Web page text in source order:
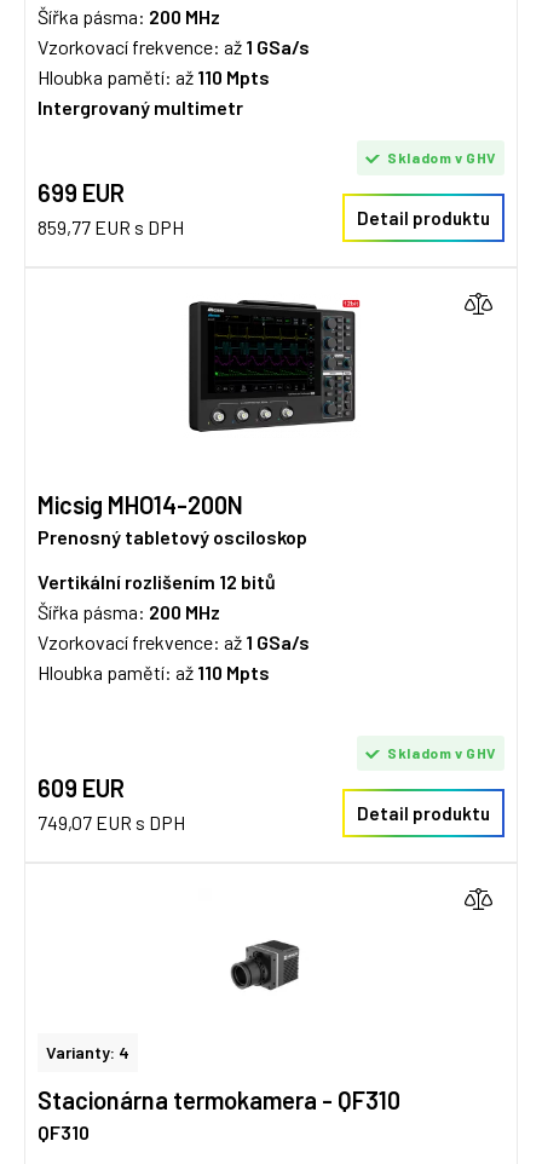
Šířka pásma: 200 MHz
Vzorkovací frekvence: až 1 GSa/s
Hloubka pamětí: až 110 Mpts
Intergrovaný multimetr
699 EUR
859,77 EUR s DPH
Skladom v GHV
Detail produktu
Micsig MHO14-200N
Prenosný tabletový osciloskop
Vertikální rozlišením 12 bitů
Šířka pásma: 200 MHz
Vzorkovací frekvence: až 1 GSa/s
Hloubka pamětí: až 110 Mpts
609 EUR
749,07 EUR s DPH
Skladom v GHV
Detail produktu
Varianty: 4
Stacionárna termokamera - QF310
QF310